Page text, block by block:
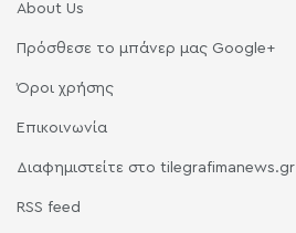
About Us
Πρόσθεσε το μπάνερ μας Google+
Όροι χρήσης
Επικοινωνία
Διαφημιστείτε στο tilegrafimanews.gr
RSS feed